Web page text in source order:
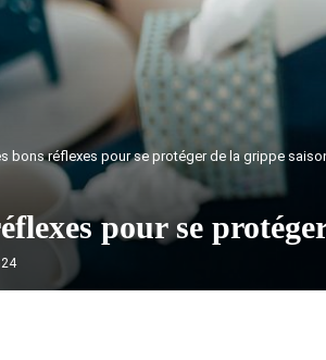
bons réflexes pour se protéger de la grippe
pour se